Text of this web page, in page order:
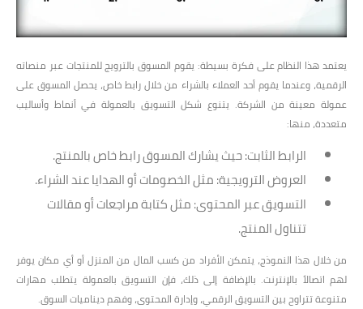
يعتمد هذا النظام على فكرة بسيطة: يقوم المسوق بالترويج للمنتجات عبر منصاته
الرقمية، وعندما يقوم أحد العملاء بالشراء من خلال رابط خاص، يحصل المسوق على
عمولة معينة من الشركة. يتنوع شكل التسويق بالعمولة في أنماط وأساليب
متعددة، منها:
الرابط الثابت: حيث يشارك المسوق رابط خاص بالمنتج.
العروض الترويجية: مثل الخصومات أو الهدايا عند الشراء.
التسويق عبر المحتوى: مثل كتابة مراجعات أو مقالات
تتناول المنتج.
من خلال هذا النموذج، يتمكن الأفراد من كسب المال من المنزل أو أي مكان يوفر
لهم اتصالاً بالإنترنت. بالإضافة إلى ذلك، فإن التسويق بالعمولة يتطلب مهارات
متنوعة تتراوح بين التسويق الرقمي، وإدارة المحتوى، وفهم ديناميات السوق.